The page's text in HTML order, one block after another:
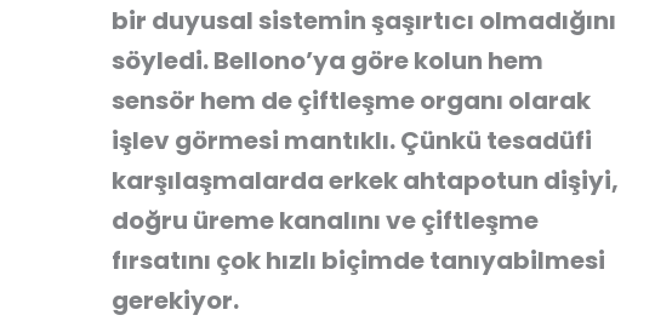
bir duyusal sistemin şaşırtıcı olmadığını
söyledi. Bellono’ya göre kolun hem
sensör hem de çiftleşme organı olarak
işlev görmesi mantıklı. Çünkü tesadüfi
karşılaşmalarda erkek ahtapotun dişiyi,
doğru üreme kanalını ve çiftleşme
fırsatını çok hızlı biçimde tanıyabilmesi
gerekiyor.